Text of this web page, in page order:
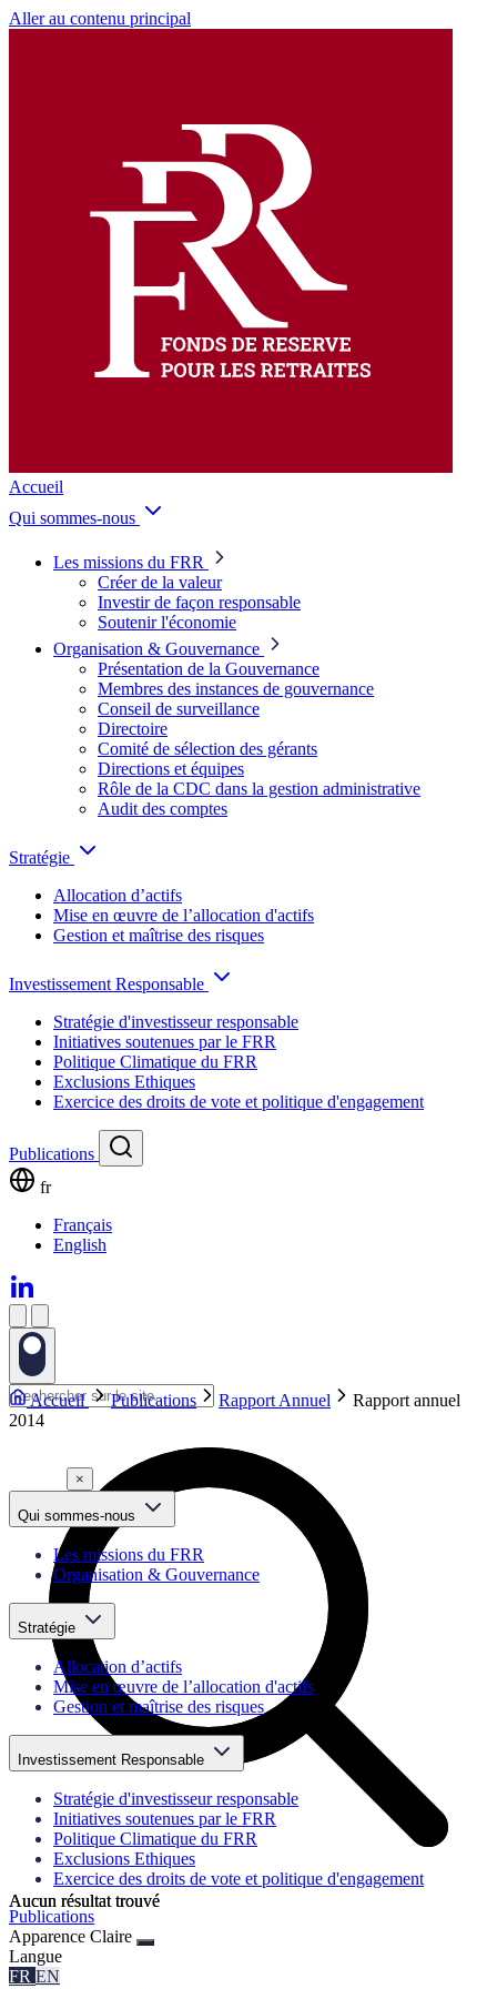
Aller au contenu principal
Accueil
Qui sommes-nous
Les missions du FRR
Créer de la valeur
Investir de façon responsable
Soutenir l'économie
Organisation & Gouvernance
Présentation de la Gouvernance
Membres des instances de gouvernance
Conseil de surveillance
Directoire
Comité de sélection des gérants
Directions et équipes
Rôle de la CDC dans la gestion administrative
Audit des comptes
Stratégie
Allocation d’actifs
Mise en œuvre de l’allocation d'actifs
Gestion et maîtrise des risques
Investissement Responsable
Stratégie d'investisseur responsable
Initiatives soutenues par le FRR
Politique Climatique du FRR
Exclusions Ethiques
Exercice des droits de vote et politique d'engagement
Publications
fr
Français
English
Aucun résultat trouvé
Aucun résultat trouvé
Accueil Publications Rapport Annuel
Rapport annuel
2014
×
Qui sommes-nous
Les missions du FRR
Organisation & Gouvernance
Stratégie
Allocation d’actifs
Mise en œuvre de l’allocation d'actifs
Gestion et maîtrise des risques
Investissement Responsable
Stratégie d'investisseur responsable
Initiatives soutenues par le FRR
Politique Climatique du FRR
Exclusions Ethiques
Exercice des droits de vote et politique d'engagement
Publications
Apparence Claire
Langue
FR EN